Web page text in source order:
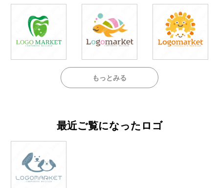
もっとみる
最近ご覧になったロゴ